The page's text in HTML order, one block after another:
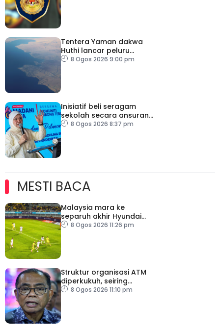
Tentera Yaman dakwa
Huthi lancar peluru
berpandu ke arah Laut
8 Ogos 2026 9:00 pm
Inisiatif beli seragam
sekolah secara ansuran
ringankan beban ibu
8 Ogos 2026 8:37 pm
MESTI BACA
Malaysia mara ke
separuh akhir Hyundai
ASEAN Cup
8 Ogos 2026 11:26 pm
Struktur organisasi ATM
diperkukuh, seiring
pemodenan aset
8 Ogos 2026 11:10 pm